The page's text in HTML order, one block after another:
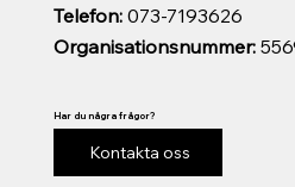
Organisationsnummer:
Telefon:073-7193626
Har du några frågor?
Kontakta oss